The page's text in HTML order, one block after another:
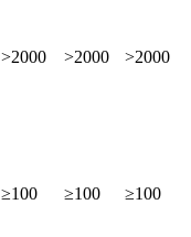
>2000 >2000 >2000
≥100 ≥100 ≥100